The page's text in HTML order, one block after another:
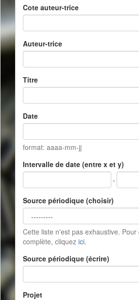
Cote auteur-trice
Auteur-trice
Titre
Date
format: aaaa-mm-jj
Intervalle de date (entre x et y)
-
Source périodique (choisir)
Cette liste n'est pas exhaustive. Pour
complète, cliquez ici.
Source périodique (écrire)
Projet